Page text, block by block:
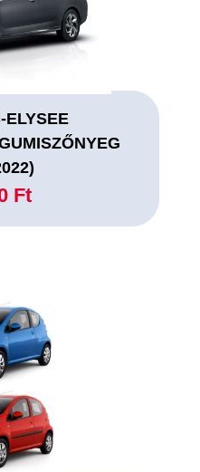
ELYSEE
Ft